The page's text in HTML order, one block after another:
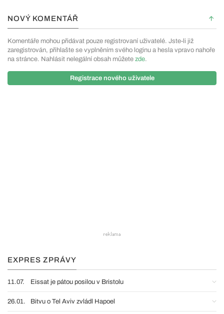
NOVÝ KOMENTÁŘ
Komentáře mohou přidávat pouze registrovaní uživatelé. Jste-li již
zaregistrován, přihlašte se vyplněním svého loginu a hesla vpravo nahoře
na stránce. Nahlásit nelegální obsah můžete zde.
Registrace nového uživatele
EXPRES ZPRÁVY
11.07. Eissat je pátou posilou v Bristolu
26.01. Bitvu o Tel Aviv zvládl Hapoel